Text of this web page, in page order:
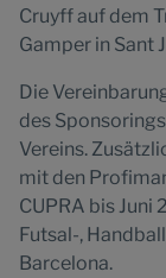
Cruyff auf dem
Gamper in Sant
Die
des
Vereins.
mit den
CUPRA bis
Futsal-,
Barcelona.